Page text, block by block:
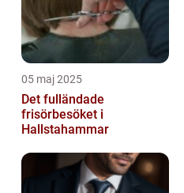
05 maj 2025
Det fulländade
frisörbesöket i
Hallstahammar